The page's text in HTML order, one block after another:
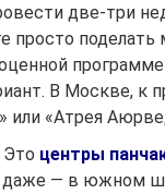
две-три
просто поделать
В Москве, к
или «Атрея
Это центры
даже — в южном